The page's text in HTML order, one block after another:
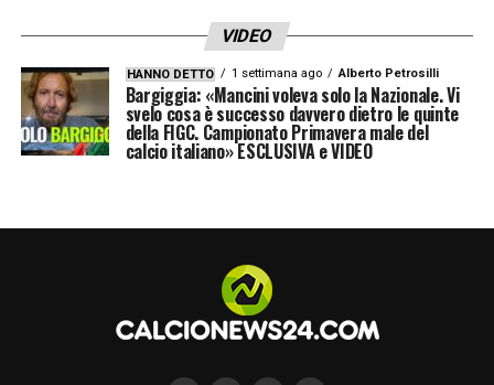
Mi confermate che al Fantacalcio questo
è assist di Donnarumma.?
pic.twitter.com/DGzSZy3l7s
— Claudio ⚪⚫ (@Rh_Clod)March 30,
Donnarumma torna Paperumma sui
social – SCORRI LA GALLERY
VIDEO
HANNO DETTO 1 settimana ago Alberto Petrosilli
Bargiggia: «Mancini voleva solo la Nazionale. Vi
svelo cosa è successo davvero dietro le quinte
della FIGC. Campionato Primavera male del
calcio italiano» ESCLUSIVA e VIDEO